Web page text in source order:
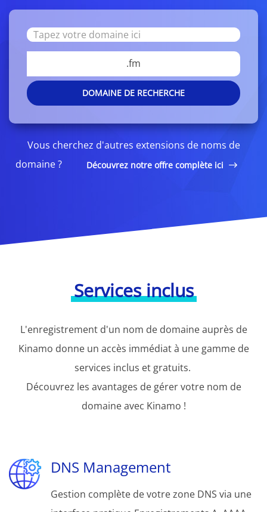
.fm
DOMAINE DE RECHERCHE
Vous cherchez d'autres extensions de noms de
domaine ?
Découvrez notre offre complète ici
Services inclus
L'enregistrement d'un nom de domaine auprès de
Kinamo donne un accès immédiat à une gamme de
services inclus et gratuits.
Découvrez les avantages de gérer votre nom de
domaine avec Kinamo !
DNS Management
Gestion complète de votre zone DNS via une